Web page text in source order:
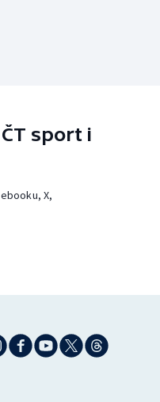
sport i
X,